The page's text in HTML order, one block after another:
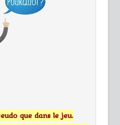
que dans le jeu.